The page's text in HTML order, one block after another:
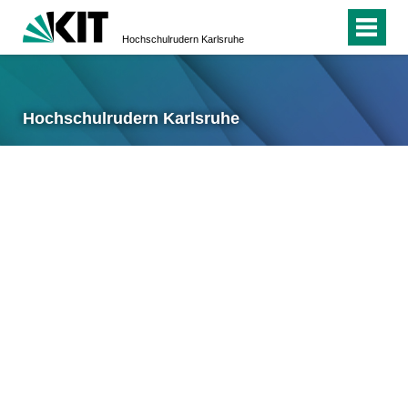
Hochschulrudern Karlsruhe
Hochschulrudern Karlsruhe